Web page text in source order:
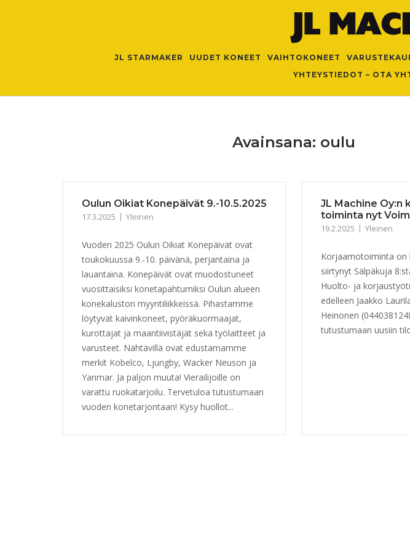
JL STARMAKER UUDET KONEET VAIHTOKONEET
YHTEYSTIEDOT – OTA
Avainsana: oulu
Oulun Oikiat Konepäivät 9.-10.5.2025
17.3.2025 Yleinen
Vuoden 2025 Oulun Oikiat Konepäivät ovat
toukokuussa 9.-10. päivänä, perjantaina ja
lauantaina. Konepäivät ovat muodostuneet
vuosittaisiksi konetapahtumiksi Oulun alueen
konekaluston myyntiliikkeissä. Pihastamme
löytyvät kaivinkoneet, pyöräkuormaajat,
kurottajat ja maantiivistäjät sekä työlaitteet ja
varusteet. Nähtävillä ovat edustamamme
merkit Kobelco, Ljungby, Wacker Neuson ja
Yanmar. Ja paljon muuta! Vierailijoille on
varattu ruokatarjoilu. Tervetuloa tutustumaan
vuoden konetarjontaan! Kysy huollot...
JL Machine Oy:n
toiminta nyt
19.2.2025 Yleinen
Korjaamotoiminta on
siirtynyt Sälpäkuja
Huolto- ja
edelleen Jaakko
Heinonen
tutustumaan uusiin